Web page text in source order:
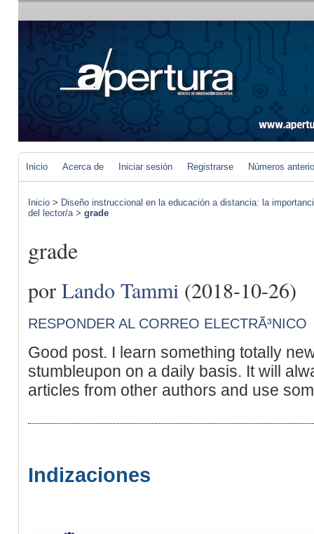
Inicio Acerca de Iniciar sesión Registrarse Números
Inicio > Diseño instruccional en la educación a distancia: la
del lector/a> grade
grade
por Lando Tammi (2018-10-26)
RESPONDER AL CORREO ELECTRÃ³NICO
Good post. I learn something totally
stumbleupon on a daily basis. It will
articles from other authors and use
Indizaciones